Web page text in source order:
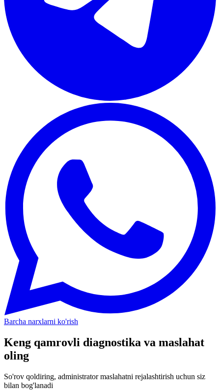
Barcha narxlarni ko'rish
Keng qamrovli diagnostika va maslahat
oling
So'rov qoldiring, administrator maslahatni rejalashtirish uchun siz
bilan bog'lanadi